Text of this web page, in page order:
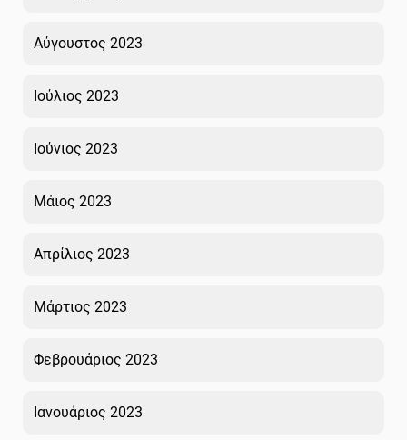
Αύγουστος 2023
Ιούλιος 2023
Ιούνιος 2023
Μάιος 2023
Απρίλιος 2023
Μάρτιος 2023
Φεβρουάριος 2023
Ιανουάριος 2023